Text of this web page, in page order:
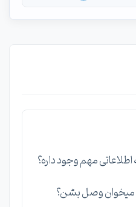
میخوان وصل بشن؟